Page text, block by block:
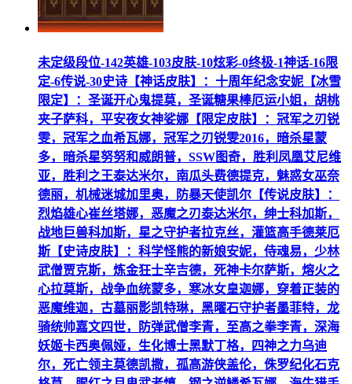
未定级段位-142英雄-103皮肤-10炫彩-0终极-1神话-16限
定-6传说-30史诗【神话皮肤】：十周年纪念安妮【冰雪
限定】：圣诞开心鬼提莫，圣诞糖果棒厄运小姐，胡桃
夹子萨科，平安夜女神娑娜【限定皮肤】：冠军之刃锐
雯，冠军之血希瓦娜，冠军之刃锐雯2016，暗杀星蒙
多，暗杀星努努和威朗普，SSW图奇，胜利凤凰艾尼维
亚，胜利之王泰达米尔，南瓜头费德提克，魅惑女巫奈
德丽，机械迷城加里奥，防暴天使凯尔【传说皮肤】：
烈焰雄心崔丝塔娜，恶魔之刃泰达米尔，绅士科加斯，
战地巨兽科加斯，星之守护者拉克丝，灌篮高手德莱厄
斯【史诗皮肤】：科学怪熊的新娘安妮，侍魂易，少林
武僧贾克斯，炼金狂士辛吉德，死神卡尔萨斯，熔火之
心拉莫斯，战争血统蒙多，寒冰女皇迦娜，穿着正装的
恶魔维迦，古墓丽影凯特琳，黑曜石守护者墨菲特，龙
骑统帅嘉文四世，防弹武僧李青，至高之拳李青，深海
妖姬卡西奥佩娅，生化博士黑默丁格，四神之力乌迪
尔，死亡领主莫德凯撒，孤高游侠盖伦，侏罗纪化石克